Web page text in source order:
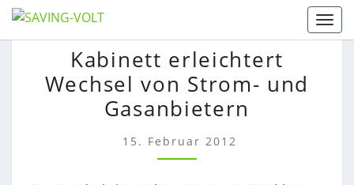
Skip
to
KABINETT
ERLEICHTERT
WECHSEL
VON
STROM-
UND
GASANBIETERN
Kabinett erleichtert
Wechsel von Strom- und
Gasanbietern
15. Februar 2012